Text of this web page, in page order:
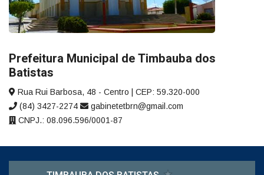
Prefeitura Municipal de Timbauba dos
Batistas
Rua Rui Barbosa, 48 - Centro | CEP: 59.320-000
(84) 3427-2274
gabinetetbrn@gmail.com
CNPJ.: 08.096.596/0001-87